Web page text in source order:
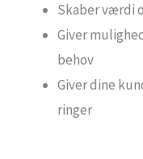
Skaber værdi
Giver
behov
Giver dine
ringer